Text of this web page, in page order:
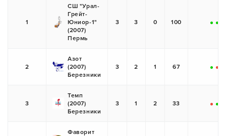
1
СШ "Урал-
Грейт-
Юниор-1"
(2007)
Пермь
3 3 0 100
+ +
2
Азот
(2007)
Березники
3 2 1 67
+ -
3
Темп
(2007)
Березники
3 1 2 33
- +
Фаворит